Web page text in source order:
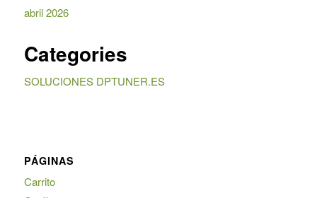
abril 2026
Categories
SOLUCIONES DPTUNER.ES
PÁGINAS
Carrito